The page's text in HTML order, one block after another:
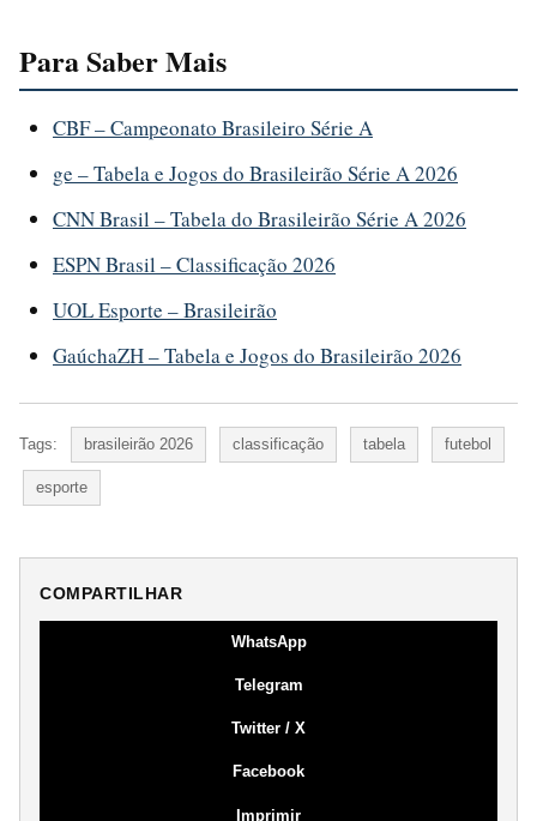
Para Saber Mais
CBF – Campeonato Brasileiro Série A
ge – Tabela e Jogos do Brasileirão Série A 2026
CNN Brasil – Tabela do Brasileirão Série A 2026
ESPN Brasil – Classificação 2026
UOL Esporte – Brasileirão
GaúchaZH – Tabela e Jogos do Brasileirão 2026
Tags: brasileirão 2026 classificação tabela futebol
esporte
COMPARTILHAR
WhatsApp
Telegram
Twitter / X
Facebook
Imprimir